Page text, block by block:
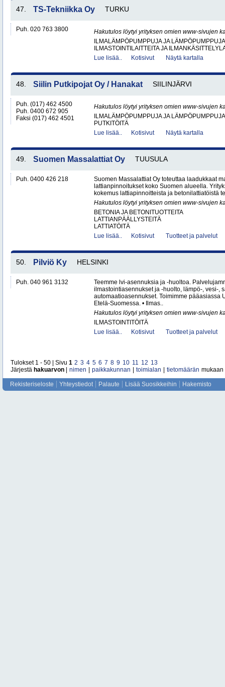
47. TS-Tekniikka Oy TURKU
Puh. 020 763 3800
Hakutulos löytyi yrityksen omien www-sivujen
ILMALÄMPÖPUMPPUJA JA LÄMPÖPUMPPUJA
ILMASTOINTILAITTEITA JA
Lue lisää..
Kotisivut Näytä kartalla
48. Siilin Putkipojat Oy / Hanakat SIILINJÄRVI
Puh. (017) 462 4500
Puh. 0400 672 905
Faksi (017) 462 4501
Hakutulos löytyi yrityksen omien www-sivujen
ILMALÄMPÖPUMPPUJA JA LÄMPÖPUMPPUJA
PUTKITÖITÄ
Lue lisää..
Kotisivut Näytä kartalla
49. Suomen Massalattiat Oy TUUSULA
Puh. 0400 426 218
Suomen Massalattiat Oy toteuttaa laadukkaat
lattianpinnoitukset koko Suomen alueella.
kokemus lattiapinnoitteista ja betonilattiatöistä
Hakutulos löytyi yrityksen omien www-sivujen
BETONIA JA BETONITUOTTEITA
LATTIANPÄÄLLYSTEITÄ
LATTIATÖITÄ
Lue lisää..
Kotisivut Tuotteet ja palvelut
50. Pilviö Ky HELSINKI
Puh. 040 961 3132
Teemme lvi-asennuksia ja -huoltoa.
ilmastointiasennukset ja -huolto, lämpö-, vesi-,
automaatioasennukset. Toimimme pääasiassa
Etelä-Suomessa. • Ilmas..
Hakutulos löytyi yrityksen omien www-sivujen
ILMASTOINTITÖITÄ
Lue lisää..
Kotisivut Tuotteet ja palvelut
Tulokset 1 - 50 | Sivu 1 2 3 4 5 6 7 8 9 10 11 12 13
Järjestä hakuarvon nimen paikkakunnan toimialan tietomäärän mukaan
Rekisteriseloste Yhteystiedot Palaute Lisää Suosikkeihin Hakemisto